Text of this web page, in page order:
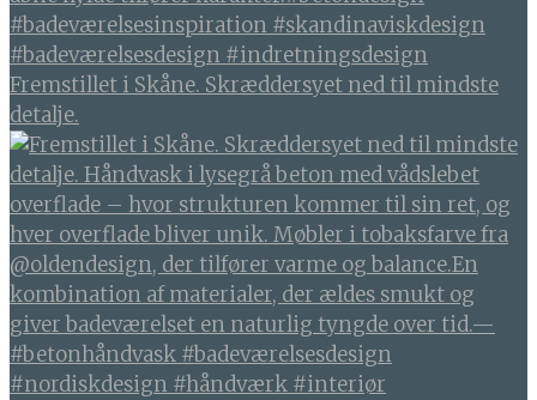
Fremstillet i Skåne. Skræddersyet ned til mindste
detalje.